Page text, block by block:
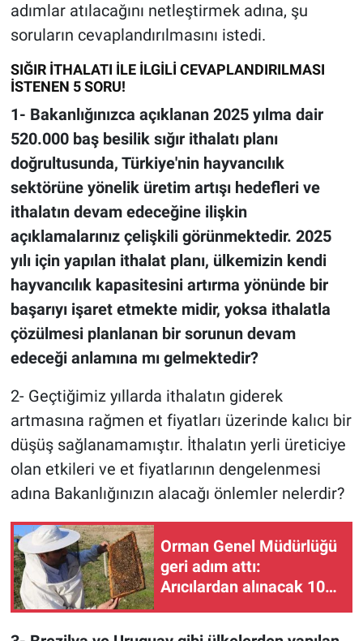
adımlar atılacağını netleştirmek adına, şu
soruların cevaplandırılmasını istedi.
SIĞIR İTHALATI İLE İLGİLİ CEVAPLANDIRILMASI
İSTENEN 5 SORU!
1- Bakanlığınızca açıklanan 2025 yılma dair
520.000 baş besilik sığır ithalatı planı
doğrultusunda, Türkiye'nin hayvancılık
sektörüne yönelik üretim artışı hedefleri ve
ithalatın devam edeceğine ilişkin
açıklamalarınız çelişkili görünmektedir. 2025
yılı için yapılan ithalat planı, ülkemizin kendi
hayvancılık kapasitesini artırma yönünde bir
başarıyı işaret etmekte midir, yoksa ithalatla
çözülmesi planlanan bir sorunun devam
edeceği anlamına mı gelmektedir?
2- Geçtiğimiz yıllarda ithalatın giderek
artmasına rağmen et fiyatları üzerinde kalıcı bir
düşüş sağlanamamıştır. İthalatın yerli üreticiye
olan etkileri ve et fiyatlarının dengelenmesi
adına Bakanlığınızın alacağı önlemler nelerdir?
Orman Genel Müdürlüğü
geri adım attı:
Arıcılardan alınacak 100